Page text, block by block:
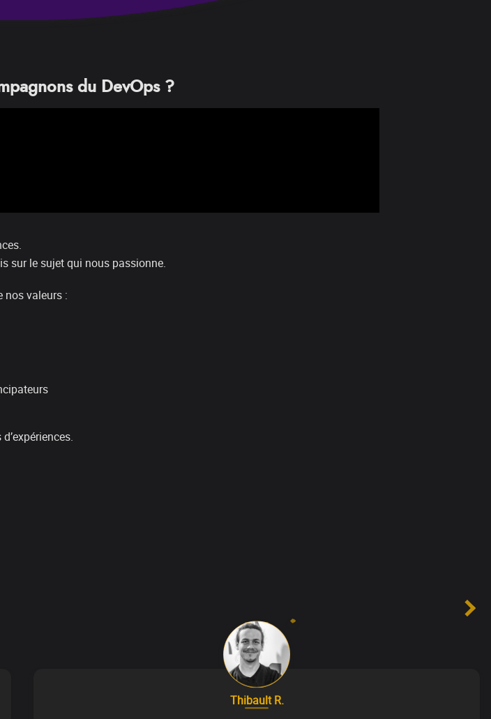
du DevOps ?
sur le sujet qui nous passionne.
nos valeurs :
Thibault R.